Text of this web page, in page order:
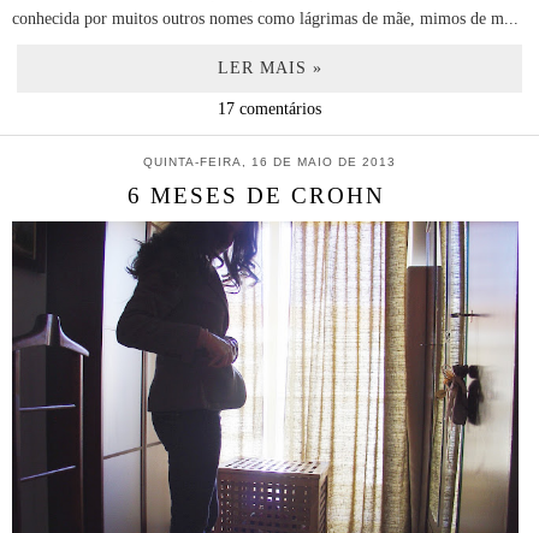
conhecida por muitos outros nomes como lágrimas de mãe, mimos de m...
LER MAIS »
17 comentários
QUINTA-FEIRA, 16 DE MAIO DE 2013
6 MESES DE CROHN